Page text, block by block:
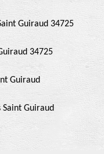
Guiraud 34725
34725
Guiraud
Guiraud